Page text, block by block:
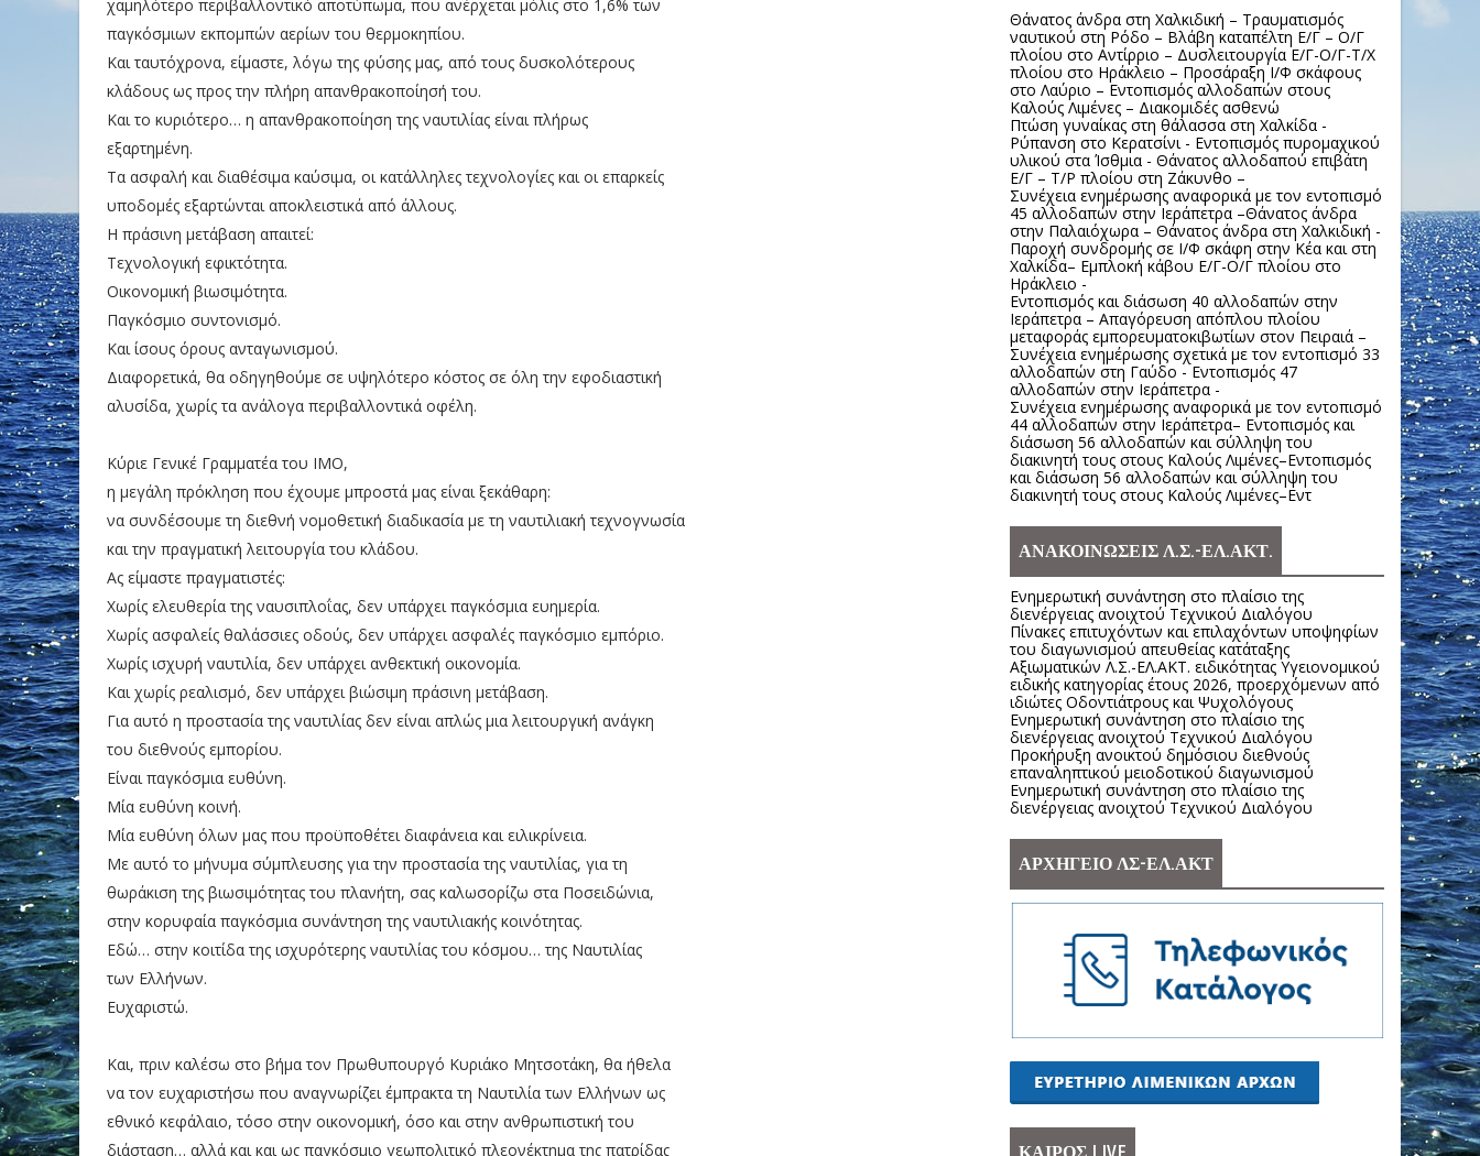
χαμηλότερο περιβαλλοντικό αποτύπωμα, που ανέρχεται μόλις στο 1,6% των
παγκόσμιων εκπομπών αερίων του θερμοκηπίου.
Και ταυτόχρονα, είμαστε, λόγω της φύσης μας, από τους δυσκολότερους
κλάδους ως προς την πλήρη απανθρακοποίησή του.
Και το κυριότερο… η απανθρακοποίηση της ναυτιλίας είναι πλήρως
εξαρτημένη.
Τα ασφαλή και διαθέσιμα καύσιμα, οι κατάλληλες τεχνολογίες και οι επαρκείς
υποδομές εξαρτώνται αποκλειστικά από άλλους.
Η πράσινη μετάβαση απαιτεί:
Τεχνολογική εφικτότητα.
Οικονομική βιωσιμότητα.
Παγκόσμιο συντονισμό.
Και ίσους όρους ανταγωνισμού.
Διαφορετικά, θα οδηγηθούμε σε υψηλότερο κόστος σε όλη την εφοδιαστική
αλυσίδα, χωρίς τα ανάλογα περιβαλλοντικά οφέλη.
Κύριε Γενικέ Γραμματέα του ΙΜΟ,
η μεγάλη πρόκληση που έχουμε μπροστά μας είναι ξεκάθαρη:
να συνδέσουμε τη διεθνή νομοθετική διαδικασία με τη ναυτιλιακή τεχνογνωσία
και την πραγματική λειτουργία του κλάδου.
Ας είμαστε πραγματιστές:
Χωρίς ελευθερία της ναυσιπλοΐας, δεν υπάρχει παγκόσμια ευημερία.
Χωρίς ασφαλείς θαλάσσιες οδούς, δεν υπάρχει ασφαλές παγκόσμιο εμπόριο.
Χωρίς ισχυρή ναυτιλία, δεν υπάρχει ανθεκτική οικονομία.
Και χωρίς ρεαλισμό, δεν υπάρχει βιώσιμη πράσινη μετάβαση.
Για αυτό η προστασία της ναυτιλίας δεν είναι απλώς μια λειτουργική ανάγκη
του διεθνούς εμπορίου.
Είναι παγκόσμια ευθύνη.
Μία ευθύνη κοινή.
Μία ευθύνη όλων μας που προϋποθέτει διαφάνεια και ειλικρίνεια.
Με αυτό το μήνυμα σύμπλευσης για την προστασία της ναυτιλίας, για τη
θωράκιση της βιωσιμότητας του πλανήτη, σας καλωσορίζω στα Ποσειδώνια,
στην κορυφαία παγκόσμια συνάντηση της ναυτιλιακής κοινότητας.
Εδώ… στην κοιτίδα της ισχυρότερης ναυτιλίας του κόσμου… της Ναυτιλίας
των Ελλήνων.
Ευχαριστώ.
Και, πριν καλέσω στο βήμα τον Πρωθυπουργό Κυριάκο Μητσοτάκη, θα ήθελα
να τον ευχαριστήσω που αναγνωρίζει έμπρακτα τη Ναυτιλία των Ελλήνων ως
εθνικό κεφάλαιο, τόσο στην οικονομική, όσο και στην ανθρωπιστική του
διάσταση… αλλά και και ως παγκόσμιο γεωπολιτικό πλεονέκτημα της πατρίδας
Θάνατος άνδρα στη Χαλκιδική – Τραυματισμός
ναυτικού στη Ρόδο – Βλάβη καταπέλτη Ε/Γ – Ο/Γ
πλοίου στο Αντίρριο – Δυσλειτουργία Ε/Γ-Ο/Γ-Τ/Χ
πλοίου στο Ηράκλειο – Προσάραξη Ι/Φ σκάφους
στο Λαύριο – Εντοπισμός αλλοδαπών στους
Καλούς Λιμένες – Διακομιδές ασθενώ
Πτώση γυναίκας στη θάλασσα στη Χαλκίδα -
Ρύπανση στο Κερατσίνι - Εντοπισμός πυρομαχικού
υλικού στα Ίσθμια - Θάνατος αλλοδαπού επιβάτη
Ε/Γ – Τ/Ρ πλοίου στη Ζάκυνθο –
Συνέχεια ενημέρωσης αναφορικά με τον εντοπισμό
45 αλλοδαπών στην Ιεράπετρα –Θάνατος άνδρα
στην Παλαιόχωρα – Θάνατος άνδρα στη Χαλκιδική -
Παροχή συνδρομής σε Ι/Φ σκάφη στην Κέα και στη
Χαλκίδα– Εμπλοκή κάβου Ε/Γ-Ο/Γ πλοίου στο
Ηράκλειο -
Εντοπισμός και διάσωση 40 αλλοδαπών στην
Ιεράπετρα – Απαγόρευση απόπλου πλοίου
μεταφοράς εμπορευματοκιβωτίων στον Πειραιά –
Συνέχεια ενημέρωσης σχετικά με τον εντοπισμό 33
αλλοδαπών στη Γαύδο - Εντοπισμός 47
αλλοδαπών στην Ιεράπετρα -
Συνέχεια ενημέρωσης αναφορικά με τον εντοπισμό
44 αλλοδαπών στην Ιεράπετρα– Εντοπισμός και
διάσωση 56 αλλοδαπών και σύλληψη του
διακινητή τους στους Καλούς Λιμένες–Εντοπισμός
και διάσωση 56 αλλοδαπών και σύλληψη του
διακινητή τους στους Καλούς Λιμένες–Εντ
ΑΝΑΚΟΙΝΩΣΕΙΣ Λ.Σ.-ΕΛ.ΑΚΤ.
Ενημερωτική συνάντηση στο πλαίσιο της
διενέργειας ανοιχτού Τεχνικού Διαλόγου
Πίνακες επιτυχόντων και επιλαχόντων υποψηφίων
του διαγωνισμού απευθείας κατάταξης
Αξιωματικών Λ.Σ.-ΕΛ.ΑΚΤ. ειδικότητας Υγειονομικού
ειδικής κατηγορίας έτους 2026, προερχόμενων από
ιδιώτες Οδοντιάτρους και Ψυχολόγους
Ενημερωτική συνάντηση στο πλαίσιο της
διενέργειας ανοιχτού Τεχνικού Διαλόγου
Προκήρυξη ανοικτού δημόσιου διεθνούς
επαναληπτικού μειοδοτικού διαγωνισμού
Ενημερωτική συνάντηση στο πλαίσιο της
διενέργειας ανοιχτού Τεχνικού Διαλόγου
ΑΡΧΗΓΕΙΟ ΛΣ-ΕΛ.ΑΚΤ